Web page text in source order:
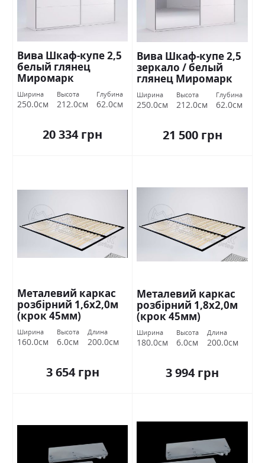
Вива Шкаф-купе 2,5
белый глянец
Миромарк
Ширина
250.0см
Высота
212.0см
Глубина
62.0см
20 334 грн
Вива Шкаф-купе 2,5
зеркало / белый
глянец Миромарк
Ширина
250.0см
Высота
212.0см
Глубина
62.0см
21 500 грн
Металевий каркас
розбірний 1,6х2,0м
(крок 45мм)
Ширина
160.0см
Высота
6.0см
Длина
200.0см
3 654 грн
Металевий каркас
розбірний 1,8х2,0м
(крок 45мм)
Ширина
180.0см
Высота
6.0см
Длина
200.0см
3 994 грн